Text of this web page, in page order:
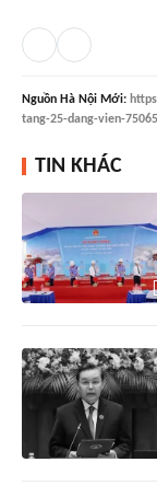
Nguồn Hà Nội Mới:
tang-25-dang-vien-
TIN KHÁC